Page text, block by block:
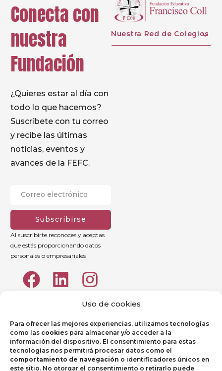
Uso de cookies
Para ofrecer las mejores experiencias, utilizamos tecnologías
como las cookies para almacenar y/o acceder a la
información del dispositivo. El consentimiento para estas
tecnologías nos permitirá procesar datos como el
comportamiento de navegación o identificadores únicos en
este sitio. No otorgar el consentimiento o retirarlo puede
Conecta con
nuestra
Fundación
¿Quieres estar al día con
todo lo que hacemos?
Suscríbete con tu correo
y recibe las últimas
noticias, eventos y
avances de la FEFC.
Subscribirse
Al suscribirte reconoces y aceptas
que estás proporcionando datos
personales o empresariales
Nuestra Red de Colegios